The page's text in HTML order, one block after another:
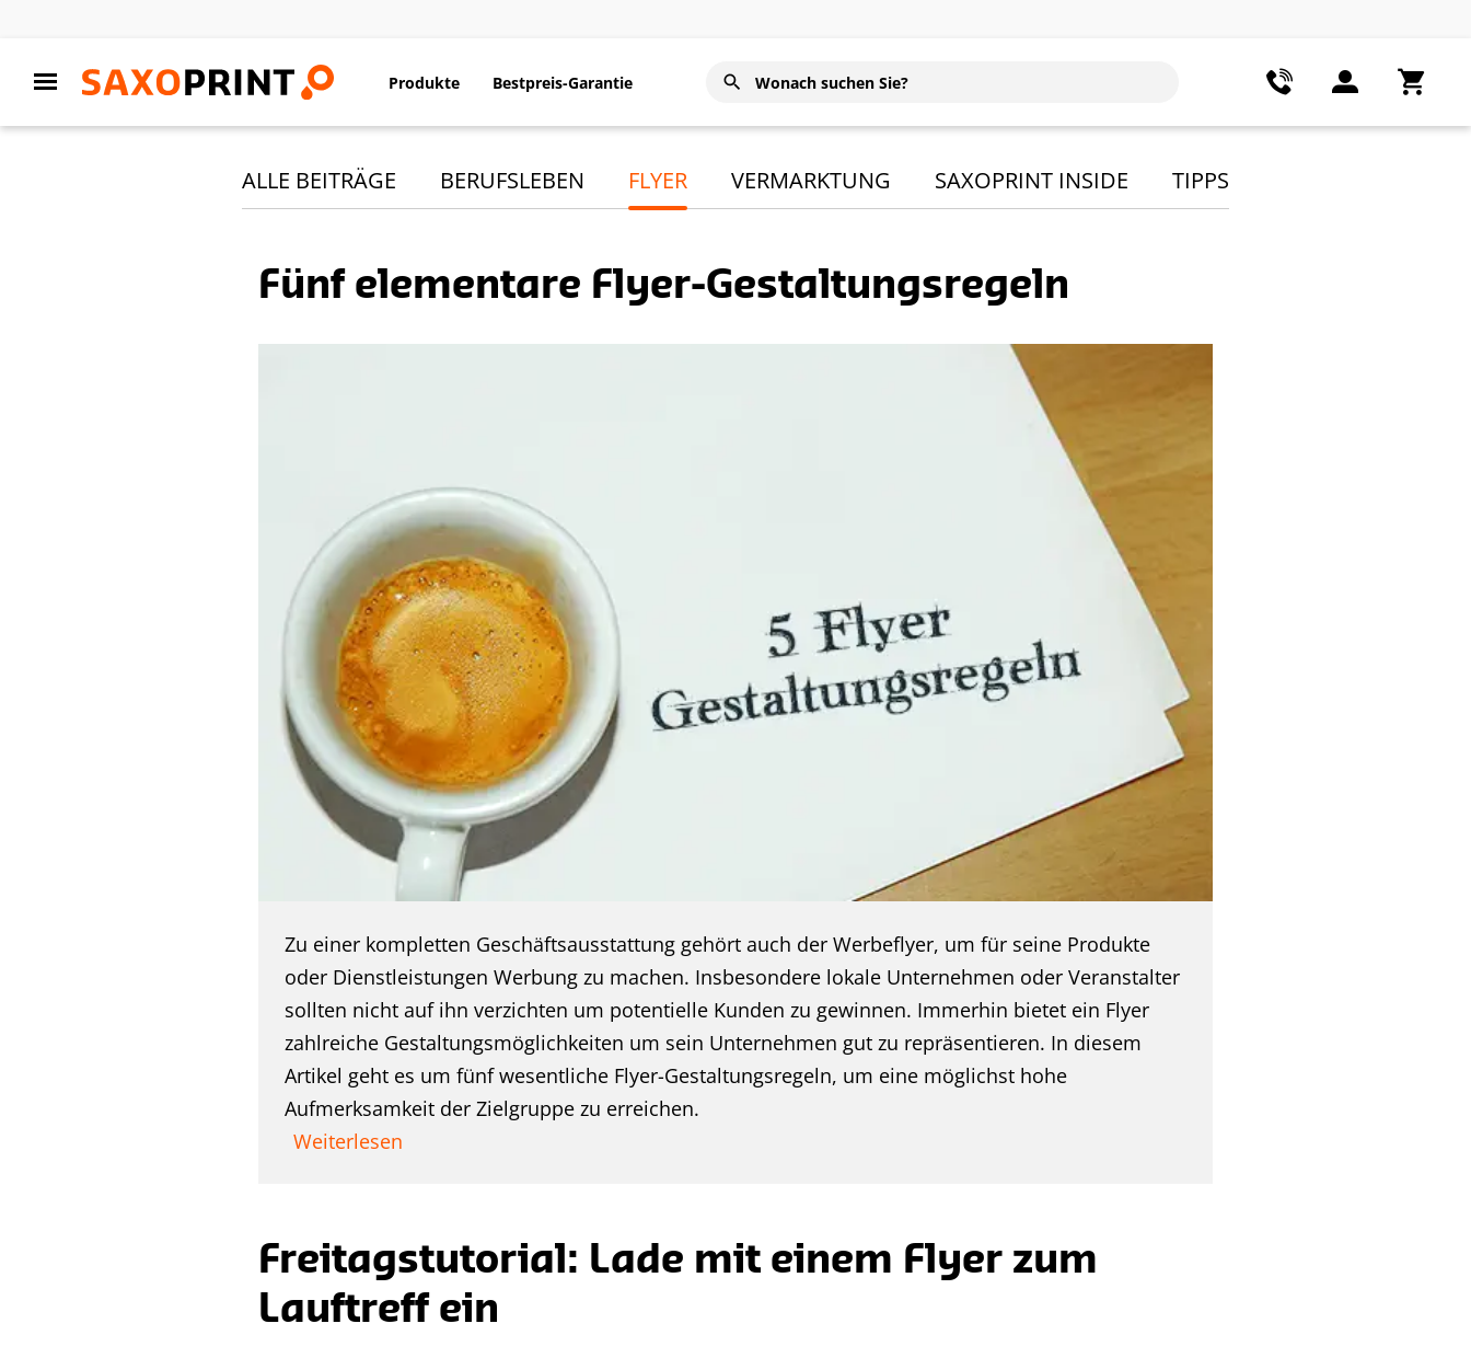
Produkte Bestpreis-Garantie
ALLE BEITRÄGE BERUFSLEBEN FLYER VERMARKTUNG SAXOPRINT INSIDE TIPPS
Fünf elementare Flyer-Gestaltungsregeln
Zu einer kompletten Geschäftsausstattung gehört auch der Werbeflyer, um für seine Produkte
oder Dienstleistungen Werbung zu machen. Insbesondere lokale Unternehmen oder Veranstalter
sollten nicht auf ihn verzichten um potentielle Kunden zu gewinnen. Immerhin bietet ein Flyer
zahlreiche Gestaltungsmöglichkeiten um sein Unternehmen gut zu repräsentieren. In diesem
Artikel geht es um fünf wesentliche Flyer-Gestaltungsregeln, um eine möglichst hohe
Aufmerksamkeit der Zielgruppe zu erreichen.
Weiterlesen
Freitagstutorial: Lade mit einem Flyer zum
Lauftreff ein